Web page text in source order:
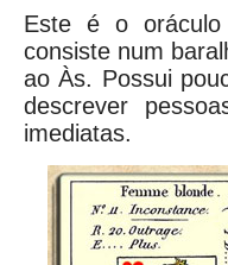
Este é o
consiste num
ao Às. Possui
descrever
imediatas.